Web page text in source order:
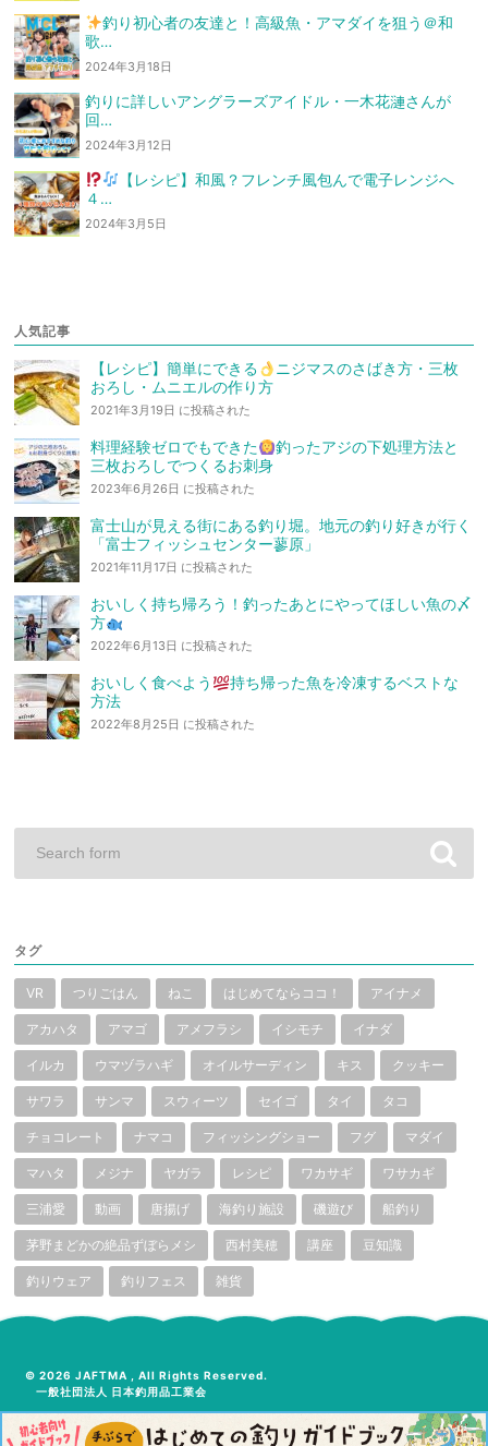
釣り初心者の友達と！高級魚・アマダイを狙う ＠和
歌…
2024年3月18日
釣りに詳しいアングラーズアイドル・一木花漣さんが
回…
2024年3月12日
【レシピ】和風？フレンチ風包んで電子レンジへ
４…
2024年3月5日
人気記事
【レシピ】簡単にできる
ニジマスのさばき方・三枚
おろし・ムニエルの作り方
2021年3月19日 に投稿された
料理経験ゼロでもできた
釣ったアジの下処理方法と
三枚おろしでつくるお刺身
2023年6月26日 に投稿された
富士山が見える街にある釣り堀。地元の釣り好きが行く
「富士フィッシュセンター蓼原」
2021年11月17日 に投稿された
おいしく持ち帰ろう！釣ったあとにやってほしい魚の〆
方
2022年6月13日 に投稿された
おいしく食べよう
持ち帰った魚を冷凍するベストな
方法
2022年8月25日 に投稿された
タグ
VR つりごはん ねこ はじめてならココ！ アイナメ
アカハタ アマゴ アメフラシ イシモチ イナダ
イルカ ウマヅラハギ オイルサーディン キス クッキー
サワラ サンマ スウィーツ セイゴ タイ タコ
チョコレート ナマコ フィッシングショー フグ マダイ
マハタ メジナ ヤガラ レシピ ワカサギ ワサカギ
三浦愛 動画 唐揚げ 海釣り施設 磯遊び 船釣り
茅野まどかの絶品ずぼらメシ 西村美穂 講座 豆知識
釣りウェア 釣りフェス 雑貨
© 2026 JAFTMA , All Rights Reserved.
一般社団法人 日本釣用品工業会